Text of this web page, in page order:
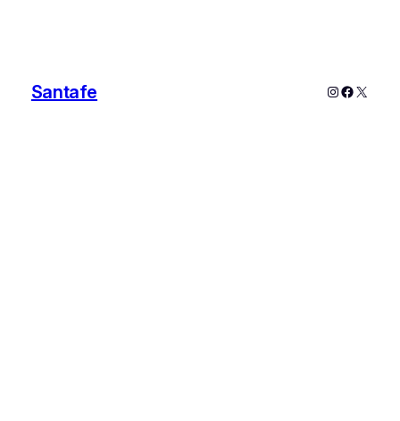
Santafe Instagram
X